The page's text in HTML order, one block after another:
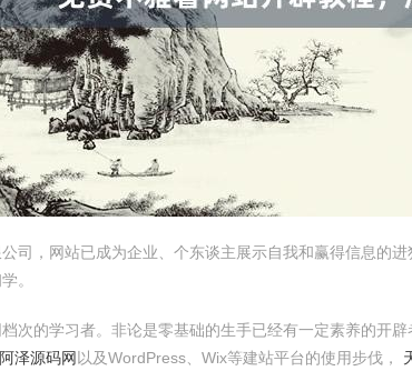
司，网站已成为企业、个东谈主展示自我和赢得信息的
。
次的学习者。非论是零基础的生手已经有一定素养的开辟
阿泽源码网 以及WordPress、Wix等建站平台的使用步伐，